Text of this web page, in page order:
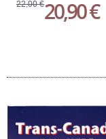
22,00 €20,90 €